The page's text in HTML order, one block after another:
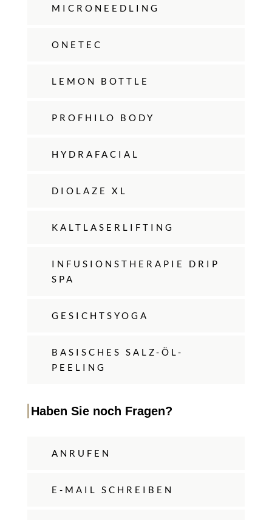
MICRONEEDLING
ONETEC
LEMON BOTTLE
PROFHILO BODY
HYDRAFACIAL
DIOLAZE XL
KALTLASERLIFTING
INFUSIONSTHERAPIE DRIP
SPA
GESICHTSYOGA
BASISCHES SALZ-ÖL-
PEELING
Haben Sie noch Fragen?
ANRUFEN
E-MAIL SCHREIBEN